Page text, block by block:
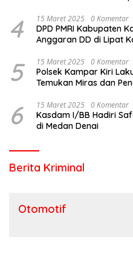
4 15 Maret 2025 0 Komentar
DPD PMRI Kabupaten
Anggaran DD di Lipat
5 15 Maret 2025 0 Komentar
Polsek Kampar Kiri
Temukan Miras dan
6 15 Maret 2025 0 Komentar
Kasdam I/BB Hadiri
di Medan Denai
Berita Kriminal
Otomotif